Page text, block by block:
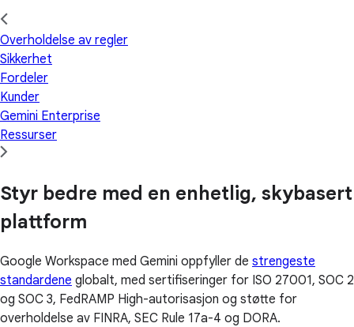
Overholdelse av regler
Sikkerhet
Fordeler
Kunder
Gemini Enterprise
Ressurser
Styr bedre med en enhetlig, skybasert
plattform
Google Workspace med Gemini oppfyller de strengeste
standardene globalt, med sertifiseringer for ISO 27001, SOC 2
og SOC 3, FedRAMP High-autorisasjon og støtte for
overholdelse av FINRA, SEC Rule 17a-4 og DORA.